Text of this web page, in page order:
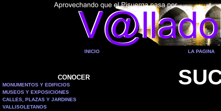
INICIO LA PAGINA
CONOCER
MONUMENTOS Y EDIFICIOS
MUSEOS Y EXPOSICIONES
CALLES, PLAZAS Y JARDINES
VALLISOLETANOS